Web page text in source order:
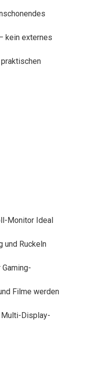
kein externes
Monitor Ideal
und Ruckeln
Filme werden
Multi-Display-